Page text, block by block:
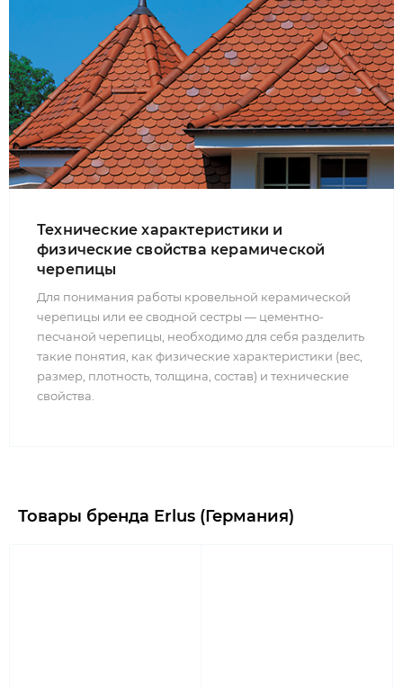
Технические характеристики и
физические свойства керамической
черепицы
Для понимания работы кровельной керамической
черепицы или ее сводной сестры — цементно-
песчаной черепицы, необходимо для себя разделить
такие понятия, как физические характеристики (вес,
размер, плотность, толщина, состав) и технические
свойства.
Товары бренда Erlus (Германия)